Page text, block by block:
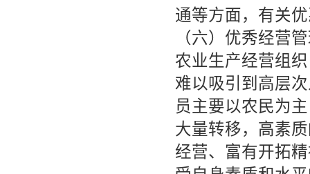
通等方面，有关
（六）优秀经营
农业生产经营组
难以吸引到高层
员主要以农民为
大量转移，高素
经营、富有开拓